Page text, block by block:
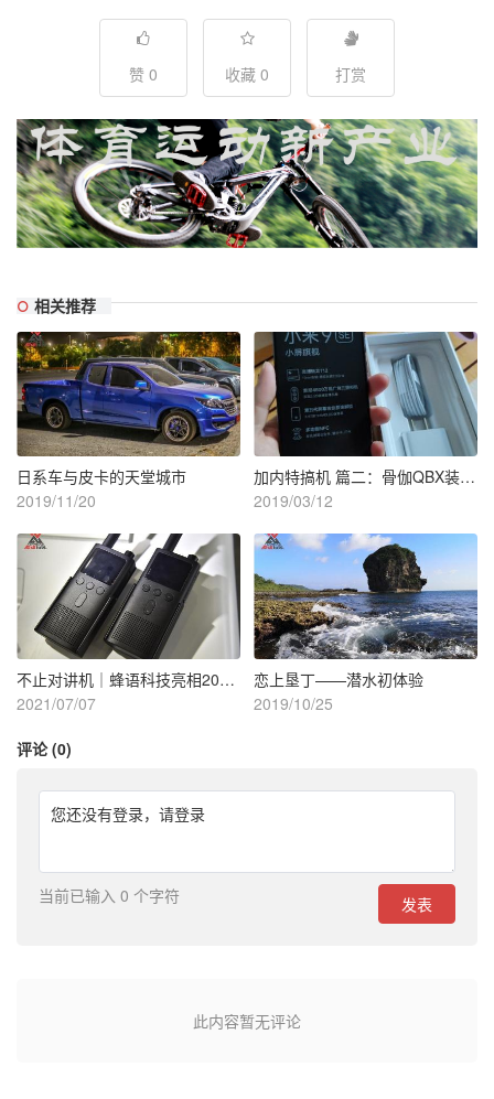
赞 0 收藏 0 打赏
相关推荐
日系车与皮卡的天堂城市
2019/11/20
加内特搞机 篇二：骨伽QBX装机及测试-copy-1552465117
2019/03/12
不止对讲机｜蜂语科技亮相2021ISPO展会
2021/07/07
恋上垦丁——潜水初体验
2019/10/25
评论 (0)
您还没有登录， 请登录
当前已输入 0 个字符 发表
此内容暂无评论